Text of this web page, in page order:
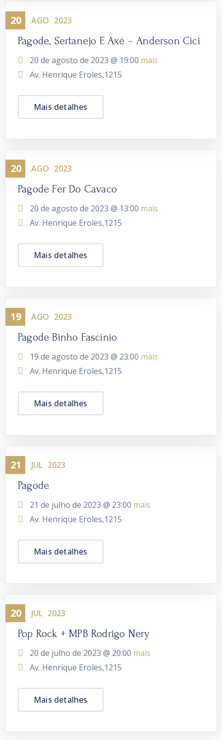
20 AGO 2023
Evento
Pagode, Sertanejo E Axé – Anderson Cici
20 de agosto de 2023 @ 19:00 mais
Av. Henrique Eroles,1215
Mais detalhes
20 AGO 2023
Evento
Pagode Fer Do Cavaco
20 de agosto de 2023 @ 13:00 mais
Av. Henrique Eroles,1215
Mais detalhes
19 AGO 2023
Evento
Pagode Binho Fascinio
19 de agosto de 2023 @ 23:00 mais
Av. Henrique Eroles,1215
Mais detalhes
21 JUL 2023
Evento
Pagode
21 de julho de 2023 @ 23:00 mais
Av. Henrique Eroles,1215
Mais detalhes
20 JUL 2023
Evento
Pop Rock + MPB Rodrigo Nery
20 de julho de 2023 @ 20:00 mais
Av. Henrique Eroles,1215
Mais detalhes